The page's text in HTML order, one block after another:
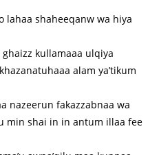
lahaa shaheeqanw wa hiya
kullamaaa ulqiya
alam ya’tikum
nazeerun fakazzabnaa wa
min shai in in antum illaa fee